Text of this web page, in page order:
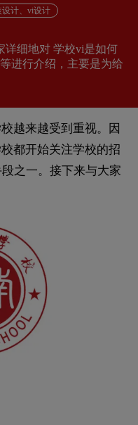
计、vi设计
详细地对 学校vi是如何
进行介绍，主要是为给
越来越受到重视。因
都开始关注学校的招
之一。接下来与大家